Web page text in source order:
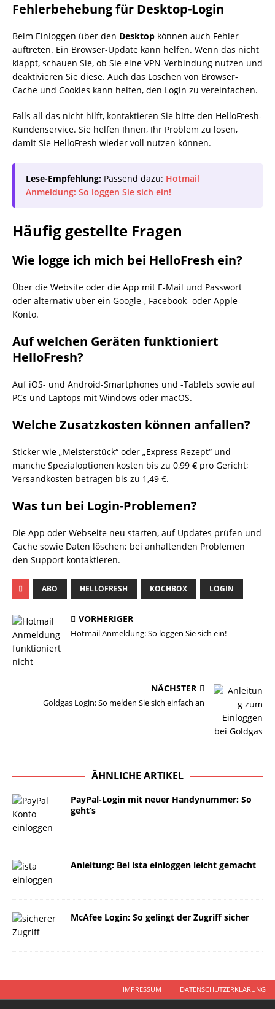
Fehlerbehebung für Desktop-Login
Beim Einloggen über den Desktop können auch Fehler
auftreten. Ein Browser-Update kann helfen. Wenn das nicht
klappt, schauen Sie, ob Sie eine VPN-Verbindung nutzen und
deaktivieren Sie diese. Auch das Löschen von Browser-
Cache und Cookies kann helfen, den Login zu vereinfachen.
Falls all das nicht hilft, kontaktieren Sie bitte den HelloFresh-
Kundenservice. Sie helfen Ihnen, Ihr Problem zu lösen,
damit Sie HelloFresh wieder voll nutzen können.
Lese-Empfehlung: Passend dazu: Hotmail
Anmeldung: So loggen Sie sich ein!
Häufig gestellte Fragen
Wie logge ich mich bei HelloFresh ein?
Über die Website oder die App mit E-Mail und Passwort
oder alternativ über ein Google-, Facebook- oder Apple-
Konto.
Auf welchen Geräten funktioniert
HelloFresh?
Auf iOS- und Android-Smartphones und -Tablets sowie auf
PCs und Laptops mit Windows oder macOS.
Welche Zusatzkosten können anfallen?
Sticker wie „Meisterstück“ oder „Express Rezept“ und
manche Spezialoptionen kosten bis zu 0,99 € pro Gericht;
Versandkosten betragen bis zu 1,49 €.
Was tun bei Login-Problemen?
Die App oder Webseite neu starten, auf Updates prüfen und
Cache sowie Daten löschen; bei anhaltenden Problemen
den Support kontaktieren.
ABO HELLOFRESH KOCHBOX LOGIN
VORHERIGER
Hotmail Anmeldung: So loggen Sie sich ein!
NÄCHSTER
Goldgas Login: So melden Sie sich einfach an
ÄHNLICHE ARTIKEL
PayPal-Login mit neuer Handynummer: So
geht’s
Anleitung: Bei ista einloggen leicht gemacht
McAfee Login: So gelingt der Zugriff sicher
IMPRESSUM DATENSCHUTZERKLÄRUNG